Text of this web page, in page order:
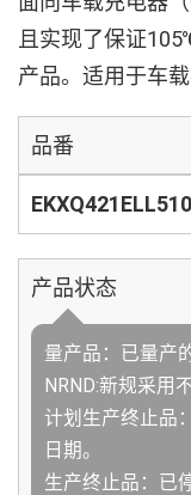
且实现了保证
产品。适用于车
品番
产品状态
量产品：已量产
NRND:新规采用
计划生产终止品
日期。
生产终止品：已